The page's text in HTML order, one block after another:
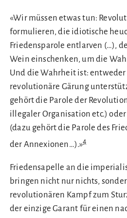
«Wir müssen etwas tun:
formulieren, die idiotische
Friedensparole entlarven (…),
Wein einschenken, um die
Und die Wahrheit ist:
revolutionäre Gärung
gehört die Parole der
illegaler Organisation etc.)
(dazu gehört die Parole des
der Annexionen…).»4
Friedensapelle an die
bringen nicht nur nichts,
revolutionären Kampf zum
der einzige Garant für einen